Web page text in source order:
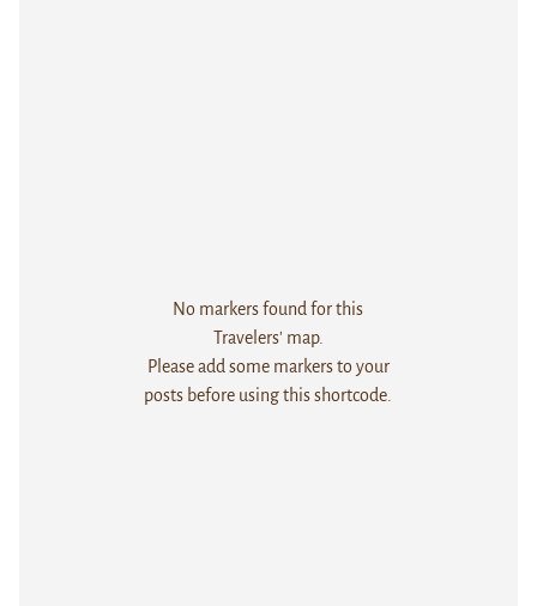
No markers found for this
Travelers' map.
Please add some markers to your
posts before using this shortcode.